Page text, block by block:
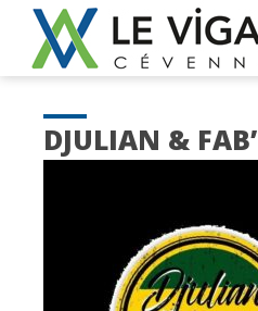
DJULIAN & FAB’